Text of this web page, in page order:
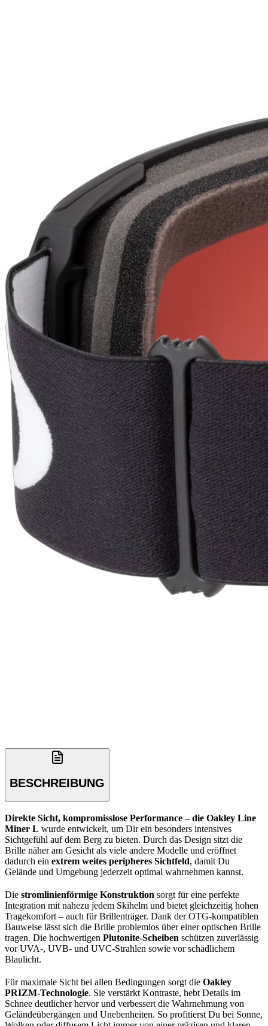
BESCHREIBUNG
Direkte Sicht, kompromisslose Performance – die Oakley Line
Miner L wurde entwickelt, um Dir ein besonders intensives
Sichtgefühl auf dem Berg zu bieten. Durch das Design sitzt die
Brille näher am Gesicht als viele andere Modelle und eröffnet
dadurch ein extrem weites peripheres Sichtfeld, damit Du
Gelände und Umgebung jederzeit optimal wahrnehmen kannst.
Die stromlinienförmige Konstruktion sorgt für eine perfekte
Integration mit nahezu jedem Skihelm und bietet gleichzeitig hohen
Tragekomfort – auch für Brillenträger. Dank der OTG-kompatiblen
Bauweise lässt sich die Brille problemlos über einer optischen Brille
tragen. Die hochwertigen Plutonite-Scheiben schützen zuverlässig
vor UVA-, UVB- und UVC-Strahlen sowie vor schädlichem
Blaulicht.
Für maximale Sicht bei allen Bedingungen sorgt die Oakley
PRIZM-Technologie. Sie verstärkt Kontraste, hebt Details im
Schnee deutlicher hervor und verbessert die Wahrnehmung von
Geländeübergängen und Unebenheiten. So profitierst Du bei Sonne,